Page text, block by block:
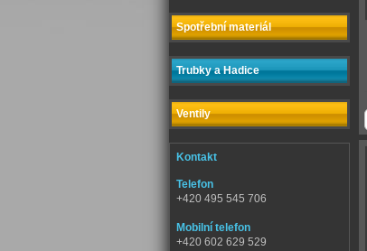
Spotřební materiál
Trubky a Hadice
Ventily
Kontakt
Telefon
+420 495 545 706
Mobilní telefon
+420 602 629 529